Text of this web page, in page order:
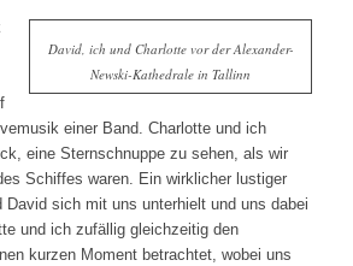
David, ich und Charlotte vor der Alexander-
Newski-Kathedrale in Tallinn
einer Band. Charlotte und ich
eine Sternschnuppe zu sehen, als wir
Schiffes waren. Ein wirklicher lustiger
David sich mit uns unterhielt und uns dabei
und ich zufällig gleichzeitig den
kurzen Moment betrachtet, wobei uns